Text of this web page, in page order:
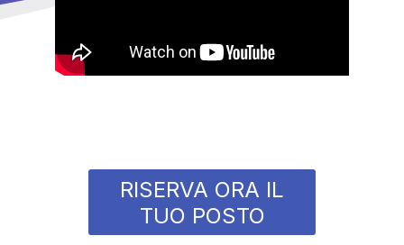
RISERVA ORA IL
TUO POSTO